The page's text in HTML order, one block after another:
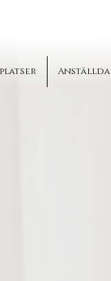
Anställda